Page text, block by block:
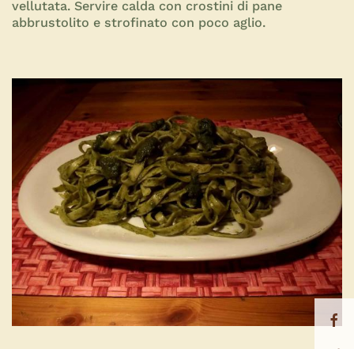
vellutata. Servire calda con crostini di pane
abbrustolito e strofinato con poco aglio.